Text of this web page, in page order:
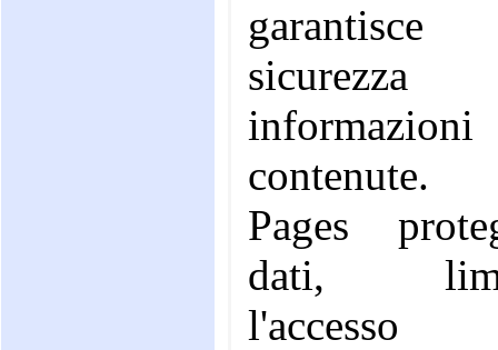
sicurezza
informazioni
Pages
dati,